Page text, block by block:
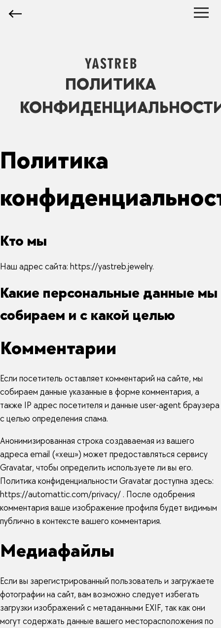
ПОЛИТИКА
Политика
Кто мы
Наш адрес сайта: https://yastreb.jewelry.
Какие персональные данные мы
собираем и с какой целью
Комментарии
Если посетитель оставляет комментарий на сайте, мы
собираем данные указанные в форме комментария, а
также IP адрес посетителя и данные user-agent браузера
с целью определения спама.
Анонимизированная строка создаваемая из вашего
адреса email («хеш») может предоставляться сервису
Gravatar, чтобы определить используете ли вы его.
Политика конфиденциальности Gravatar доступна здесь:
https://automattic.com/privacy/ . После одобрения
комментария ваше изображение профиля будет видимым
публично в контексте вашего комментария.
Медиафайлы
Если вы зарегистрированный пользователь и загружаете
фотографии на сайт, вам возможно следует избегать
загрузки изображений с метаданными EXIF, так как они
могут содержать данные вашего месторасположения по